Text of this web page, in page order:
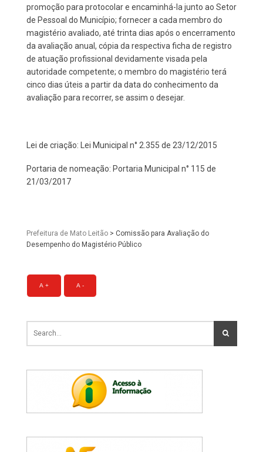
promoção para protocolar e encaminhá-la junto ao Setor
de Pessoal do Município; fornecer a cada membro do
magistério avaliado, até trinta dias após o encerramento
da avaliação anual, cópia da respectiva ficha de registro
de atuação profissional devidamente visada pela
autoridade competente; o membro do magistério terá
cinco dias úteis a partir da data do conhecimento da
avaliação para recorrer, se assim o desejar.
Lei de criação: Lei Municipal n° 2.355 de 23/12/2015
Portaria de nomeação: Portaria Municipal n° 115 de
21/03/2017
Prefeitura de Mato Leitão > Comissão para Avaliação do
Desempenho do Magistério Público
A + A -